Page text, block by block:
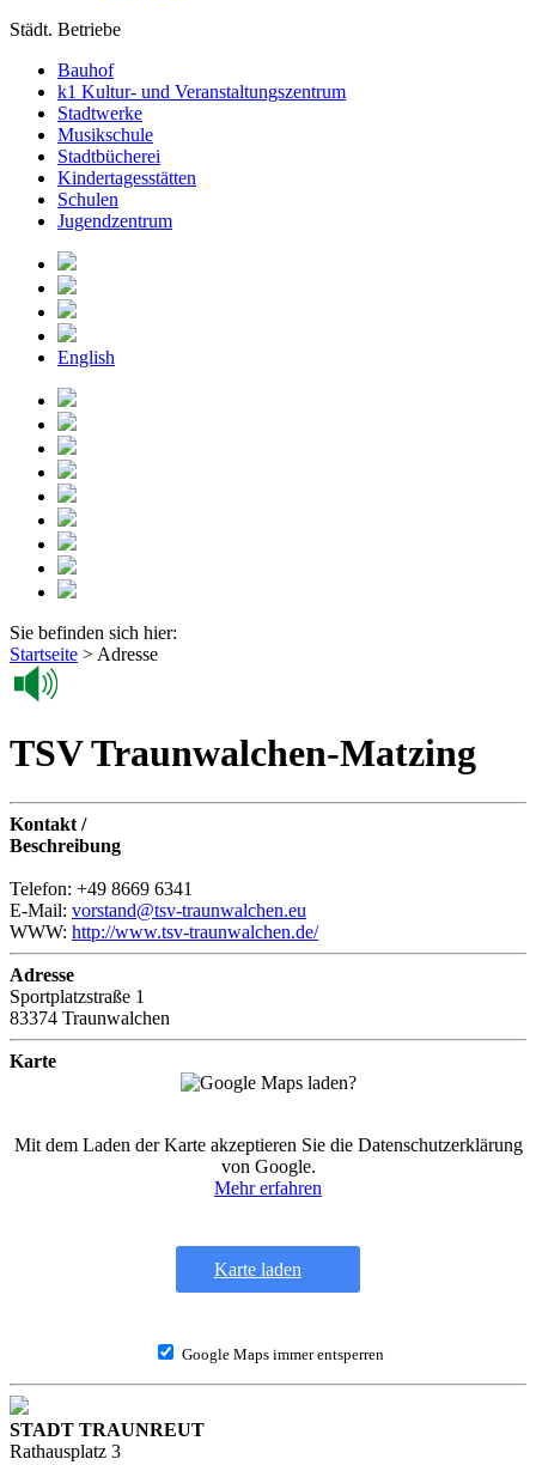
Städt. Betriebe
Bauhof
k1 Kultur- und Veranstaltungszentrum
Stadtwerke
Musikschule
Stadtbücherei
Kindertagesstätten
Schulen
Jugendzentrum
English
Sie befinden sich hier:
Startseite > Adresse
TSV Traunwalchen-Matzing
Kontakt /
Beschreibung
Telefon: +49 8669 6341
E-Mail: vorstand@tsv-traunwalchen.eu
WWW: http://www.tsv-traunwalchen.de/
Adresse
Sportplatzstraße 1
83374 Traunwalchen
Karte
Mit dem Laden der Karte akzeptieren Sie die Datenschutzerklärung
von Google.
Mehr erfahren
Karte laden
Google Maps immer entsperren
STADT TRAUNREUT
Rathausplatz 3